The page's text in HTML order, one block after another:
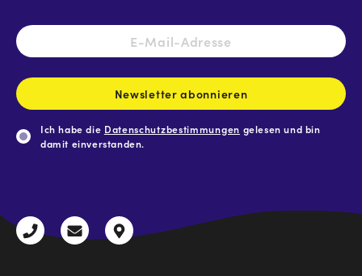
E-
Mail-
Newsletter abonnieren
Ich habe die Datenschutzbestimmungen gelesen und bin
damit einverstanden.
+43
radio@freequenns.at
Kulturhausstraße